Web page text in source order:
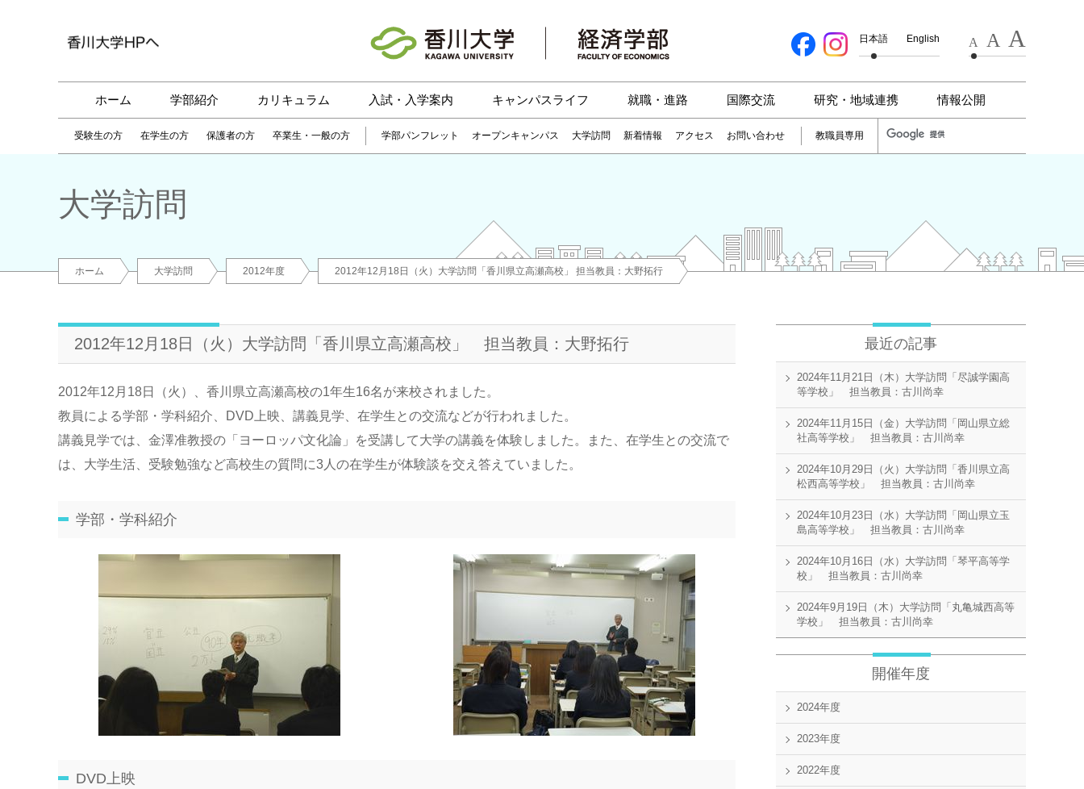
日本語 English A A A
ホーム 学部紹介 カリキュラム 入試・入学案内 キャンパスライフ 就職・進路 国際交流 研究・地域連携 情報公開
受験生の方 在学生の方 保護者の方 卒業生・一般の方 学部パンフレット オープンキャンパス 大学訪問 新着情報 アクセス お問い合わせ 教職員専用
大学訪問
ホーム 大学訪問 2012年度 2012年12月18日（火）大学訪問「香川県立高瀬高校」 担当教員：大野拓行
2012年12月18日（火）大学訪問「香川県立高瀬高校」 担当教員：大野拓行
2012年12月18日（火）、香川県立高瀬高校の1年生16名が来校されました。
教員による学部・学科紹介、DVD上映、講義見学、在学生との交流などが行われました。
講義見学では、金澤准教授の「ヨーロッパ文化論」を受講して大学の講義を体験しました。また、在学生との交流で
は、大学生活、受験勉強など高校生の質問に3人の在学生が体験談を交え答えていました。
学部・学科紹介
DVD上映
最近の記事
2024年11月21日（木）大学訪問「尽誠学園高
等学校」 担当教員：古川尚幸
2024年11月15日（金）大学訪問「岡山県立総
社高等学校」 担当教員：古川尚幸
2024年10月29日（火）大学訪問「香川県立高
松西高等学校」 担当教員：古川尚幸
2024年10月23日（水）大学訪問「岡山県立玉
島高等学校」 担当教員：古川尚幸
2024年10月16日（水）大学訪問「琴平高等学
校」 担当教員：古川尚幸
2024年9月19日（木）大学訪問「丸亀城西高等
学校」 担当教員：古川尚幸
開催年度
2024年度
2023年度
2022年度